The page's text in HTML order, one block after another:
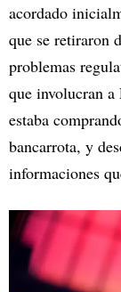
acordado
que se retiraron
problemas
que involucran
estaba
bancarrota, y
informaciones